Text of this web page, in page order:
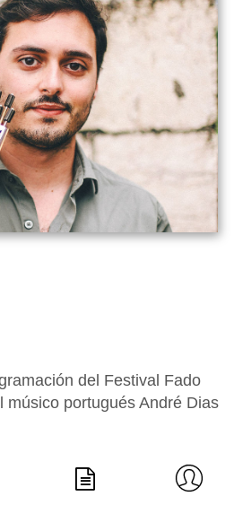
del Festival Fado
músico portugués André Dias